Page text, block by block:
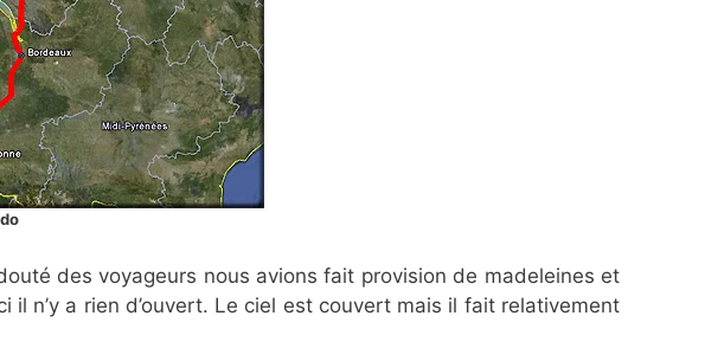
des voyageurs nous avions fait provision de madeleines et
n’y a rien d’ouvert. Le ciel est couvert mais il fait relativement